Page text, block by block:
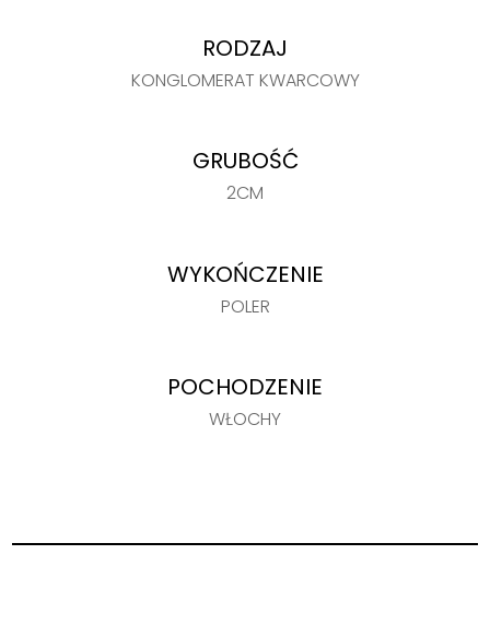
RODZAJ
KONGLOMERAT KWARCOWY
GRUBOŚĆ
2CM
WYKOŃCZENIE
POLER
POCHODZENIE
WŁOCHY